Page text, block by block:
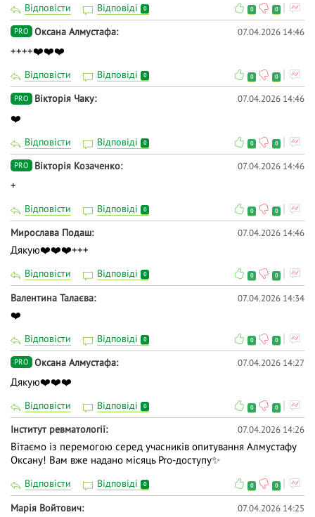
Відповісти Відповіді 0 0 0
PRO Оксана Алмустафа 07.04.2026 14:46
++++❤️❤️❤️
Відповісти Відповіді 0 0 0
PRO Вiкторiя Чаку 07.04.2026 14:46
❤️
Відповісти Відповіді 0 0 0
PRO Вікторія Козаченко 07.04.2026 14:46
+
Відповісти Відповіді 0 0 0
Мирослава Подаш 07.04.2026 14:46
Дякую❤️❤️❤️+++
Відповісти Відповіді 0 0 0
Валентина Талаєва 07.04.2026 14:34
❤️
Відповісти Відповіді 0 0 0
PRO Оксана Алмустафа 07.04.2026 14:27
Дякую❤️❤️❤️
Відповісти Відповіді 0 0 0
Інститут ревматології 07.04.2026 14:26
Вітаємо із перемогою серед учасників опитування Алмустафу
Оксану! Вам вже надано місяць Pro-доступу✨
Відповісти Відповіді 0 0 0
Марія Войтович 07.04.2026 14:25